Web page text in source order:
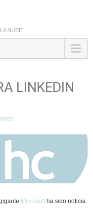
NUBE
LINKEDIN
Microsoft ha sido noticia